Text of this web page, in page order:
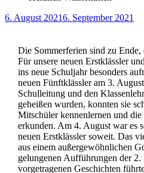
Posted
6. August 20216. September 2021
Die Sommerferien sind zu Ende,
Für unsere neuen Erstklässler
ins neue Schuljahr besonders
neuen Fünftklässler am 3.
Schulleitung und den
geheißen wurden, konnten sie
Mitschüler kennenlernen und
erkunden. Am 4. August war es
neuen Erstklässler soweit. Das
aus einem außergewöhnlichen
gelungenen Aufführungen der 2.
vorgetragenen Geschichten